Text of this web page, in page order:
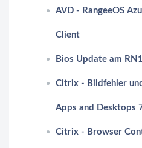
AVD - RangeeOS
Client
Bios Update am
Citrix - Bildfehler
Apps and Desktops
Citrix - Browser